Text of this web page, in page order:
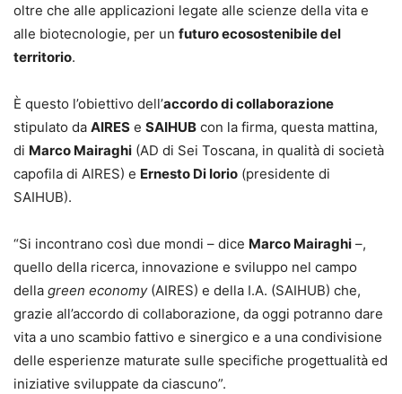
oltre che alle applicazioni legate alle scienze della vita e
alle biotecnologie, per un futuro ecosostenibile del
territorio.
È questo l’obiettivo dell’accordo di collaborazione
stipulato da AIRES e SAIHUB con la firma, questa mattina,
di Marco Mairaghi (AD di Sei Toscana, in qualità di società
capofila di AIRES) e Ernesto Di Iorio (presidente di
SAIHUB).
“Si incontrano così due mondi – dice Marco Mairaghi –,
quello della ricerca, innovazione e sviluppo nel campo
della green economy(AIRES) e della I.A. (SAIHUB) che,
grazie all’accordo di collaborazione, da oggi potranno dare
vita a uno scambio fattivo e sinergico e a una condivisione
delle esperienze maturate sulle specifiche progettualità ed
iniziative sviluppate da ciascuno”.